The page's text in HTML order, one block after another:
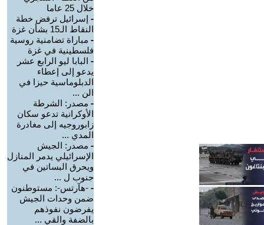
خلال 25 عاما
- إسرائيل ترفض خطة
النقاط الـ15 بشأن غزة
- مباراة تضامنية روسية
فلسطينية في غزة
- البابا ليو الرابع عشر
يدعو إلى إعطاء
الدبلوماسية حيزا في
الن ...
- مصدر: الشرطة
الأوكرانية تدعو سكان
زابوروجيه إلى مغادرة
المدي ...
- مصدر: الجيش
الإسرائيلي يدمر المنازل
ويحرق البساتين في
جنوب ل ...
- -هآرتس-: مستوطنون
ضمن وحدات الجيش
يفرضون نفوذهم
بالضفة والقي ...